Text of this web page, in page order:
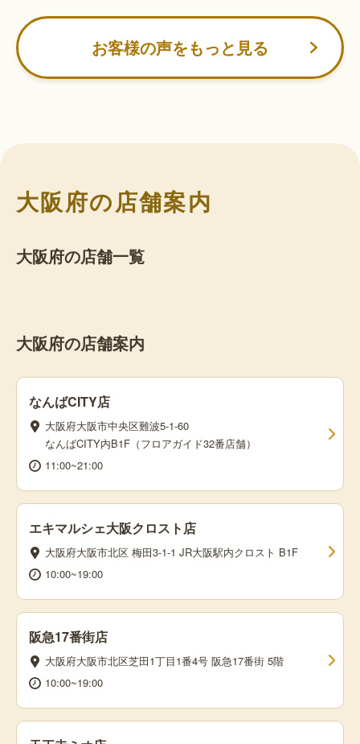
お客様の声をもっと見る
大阪府の店舗案内
大阪府の店舗一覧
大阪府の店舗案内
なんばCITY店
大阪府大阪市中央区難波5-1-60
なんばCITY内B1F（フロアガイド32番店舗）
11:00~21:00
エキマルシェ大阪クロスト店
大阪府大阪市北区 梅田3-1-1 JR大阪駅内クロスト B1F
10:00~19:00
阪急17番街店
大阪府大阪市北区芝田1丁目1番4号 阪急17番街 5階
10:00~19:00